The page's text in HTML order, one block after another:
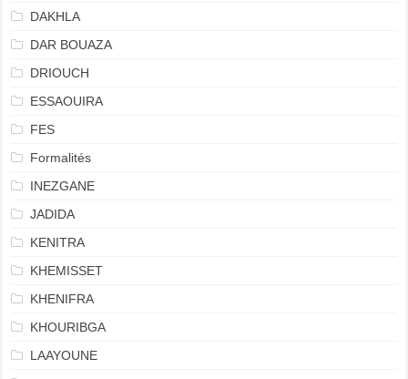
DAKHLA
DAR BOUAZA
DRIOUCH
ESSAOUIRA
FES
Formalités
INEZGANE
JADIDA
KENITRA
KHEMISSET
KHENIFRA
KHOURIBGA
LAAYOUNE